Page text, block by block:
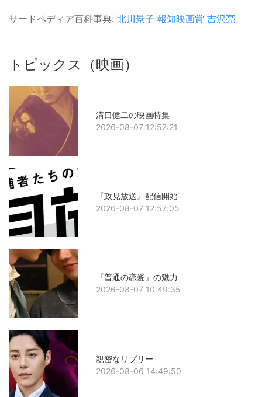
サードペディア百科事典: 北川景子 報知映画賞 吉沢亮
トピックス（映画）
溝口健二の映画特集
2026-08-07 12:57:21
『政見放送』配信開始
2026-08-07 12:57:05
『普通の恋愛』の魅力
2026-08-07 10:49:35
親密なリプリー
2026-08-06 14:49:50